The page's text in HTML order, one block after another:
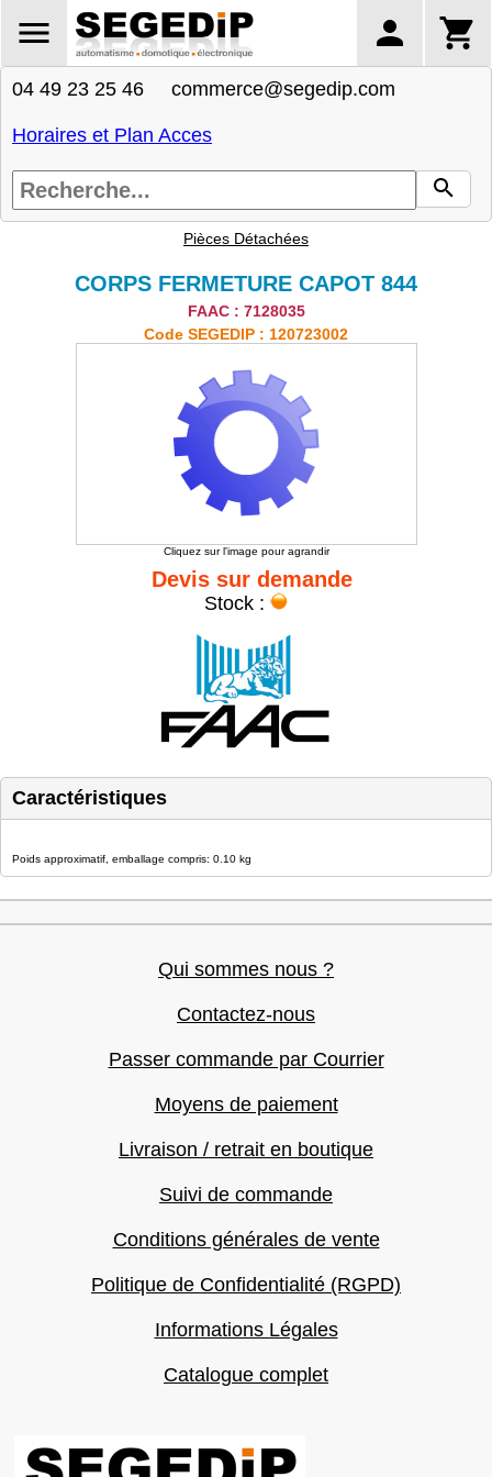
04 49 23 25 46 commerce@segedip.com
Horaires et Plan Acces
Pièces Détachées
CORPS FERMETURE CAPOT 844
FAAC : 7128035
Code SEGEDIP : 120723002
Cliquez sur l'image pour agrandir
Devis sur demande
Stock :
Caractéristiques
Poids approximatif, emballage compris: 0.10 kg
Qui sommes nous ?
Contactez-nous
Passer commande par Courrier
Moyens de paiement
Livraison / retrait en boutique
Suivi de commande
Conditions générales de vente
Politique de Confidentialité (RGPD)
Informations Légales
Catalogue complet